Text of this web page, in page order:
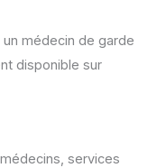
médecin de garde
disponible sur
services